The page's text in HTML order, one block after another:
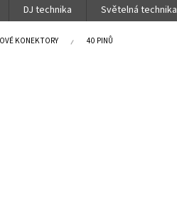
DJ technika Světelná technika
KONEKTORY 40 PINŮ